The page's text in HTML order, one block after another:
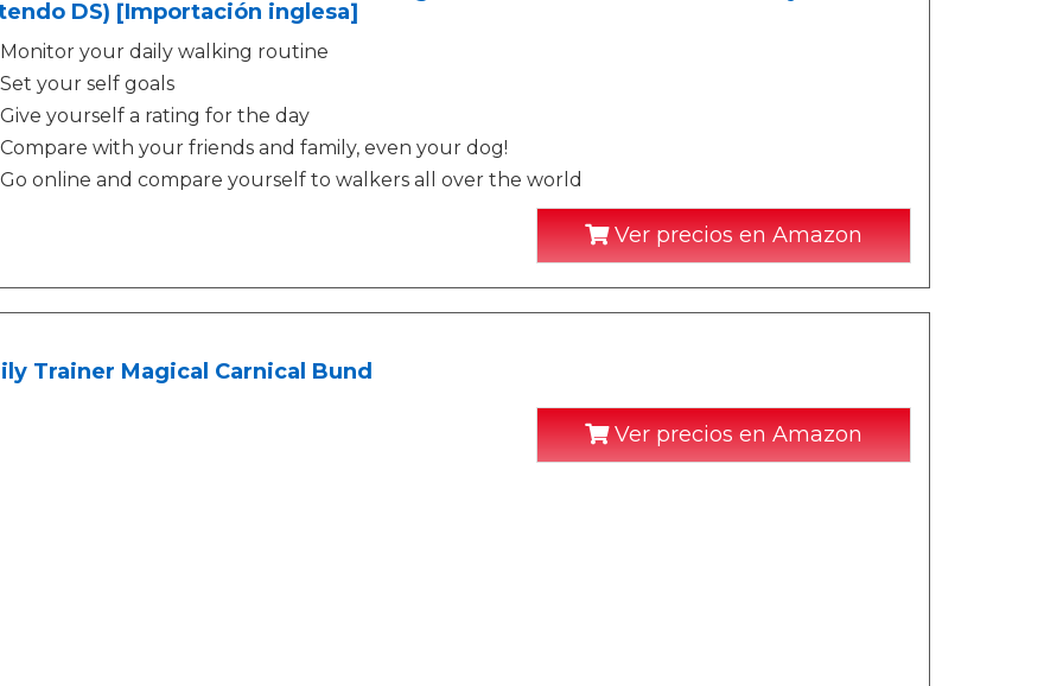
DS) [Importación inglesa]
Monitor your daily walking routine
Set your self goals
Give yourself a rating for the day
Compare with your friends and family, even your dog!
Go online and compare yourself to walkers all over the world
Ver precios en Amazon
Trainer Magical Carnical Bund
Ver precios en Amazon